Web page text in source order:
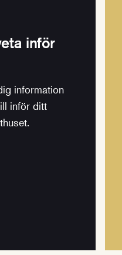
inför
information
inför ditt